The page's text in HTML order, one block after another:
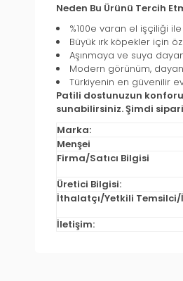
Neden Bu Ürünü Tercih
%100e varan el işçiliği
Büyük ırk köpekler için
Aşınmaya ve suya
Modern görünüm,
Türkiyenin en güvenilir
Patili dostunuzun
sunabilirsiniz. Şimdi
Marka:
Menşei
Firma/Satıcı Bilgisi
Üretici Bilgisi:
İthalatçı/Yetkili Temsilci/
İletişim: